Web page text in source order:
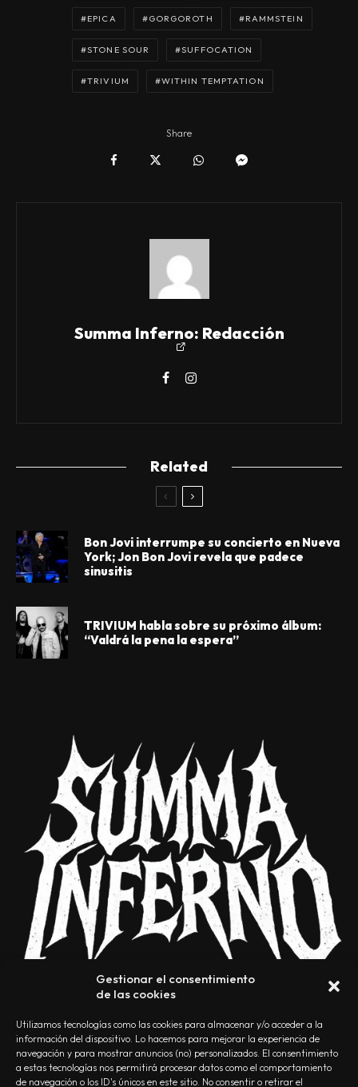
Gestionar el consentimiento
de las cookies
Utilizamos tecnologías como las cookies para almacenar y/o acceder a la
información del dispositivo. Lo hacemos para mejorar la experiencia de
navegación y para mostrar anuncios (no) personalizados. El consentimiento
a estas tecnologías nos permitirá procesar datos como el comportamiento
de navegación o los ID's únicos en este sitio. No consentir o retirar el
EPICA GORGOROTH RAMMSTEIN
STONE SOUR SUFFOCATION
TRIVIUM WITHIN TEMPTATION
Share
Summa Inferno: Redacción
Related
Bon Jovi interrumpe su concierto en Nueva
York; Jon Bon Jovi revela que padece
sinusitis
TRIVIUM habla sobre su próximo álbum:
“Valdrá la pena la espera”
NOSOTROS CONTACTO EDITORIAL POLÍTICA DE PRIVACIDAD